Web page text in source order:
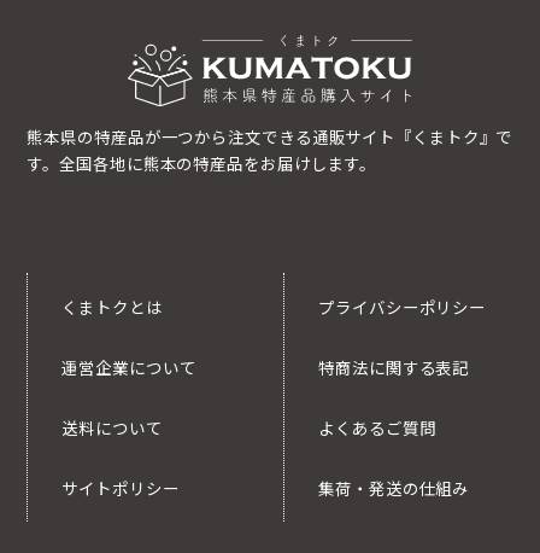
熊本県の特産品が一つから注文できる通販サイト『くまトク』で
す。全国各地に熊本の特産品をお届けします。
くまトクとは
運営企業について
送料について
サイトポリシー
プライバシーポリシー
特商法に関する表記
よくあるご質問
集荷・発送の仕組み